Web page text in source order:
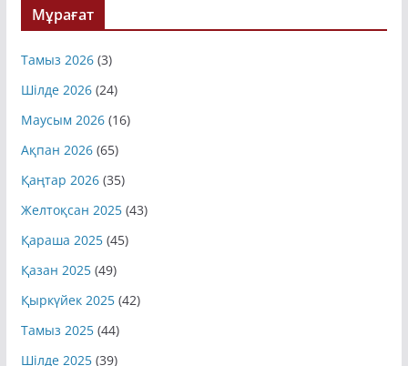
Мұрағат
Тамыз 2026(3)
Шілде 2026(24)
Маусым 2026(16)
Ақпан 2026(65)
Қаңтар 2026(35)
Желтоқсан 2025(43)
Қараша 2025(45)
Қазан 2025(49)
Қыркүйек 2025(42)
Тамыз 2025(44)